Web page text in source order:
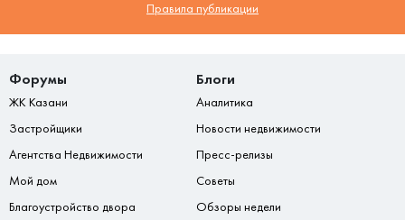
Правила публикации
Форумы
ЖК Казани
Застройщики
Агентства Недвижимости
Мой дом
Благоустройство двора
Блоги
Аналитика
Новости недвижимости
Пресс-релизы
Советы
Обзоры недели